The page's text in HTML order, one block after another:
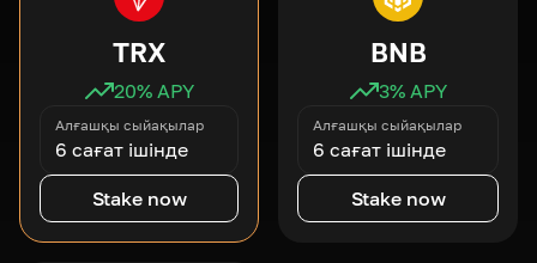
TRX
20% APY
Алғашқы сыйақылар
6 сағат ішінде
Stake now
BNB
3% APY
Алғашқы сыйақылар
6 сағат ішінде
Stake now